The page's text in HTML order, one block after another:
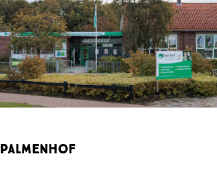
Palmenhof